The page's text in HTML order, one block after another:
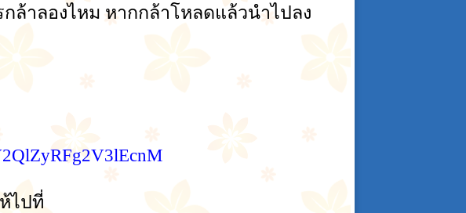
กล้าลองไหม หากกล้าโหลดแล้วนำไปลง
ไปที่